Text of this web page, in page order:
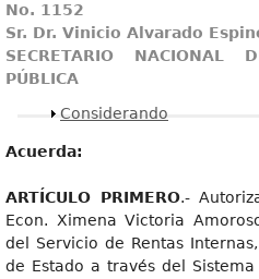
No. 1152
Sr. Dr. Vinicio Alvarado
SECRETARIO NACIONAL
PÚBLICA
Mostrar
Considerando
Acuerda:
ARTÍCUL O PRIMERO.-
Econ. Ximena Victoria
del Servicio de Rentas
de Estado a través del